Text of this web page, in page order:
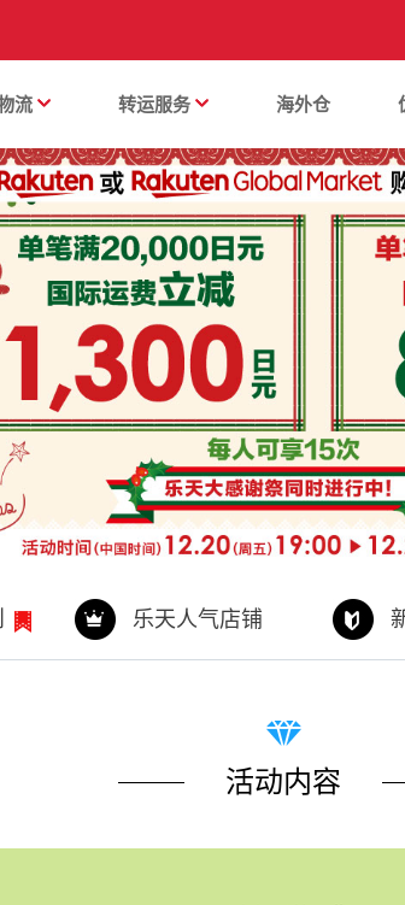
流 转运服务 海外仓
乐天人气店铺
活动内容